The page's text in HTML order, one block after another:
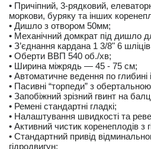
• Причіпний, 3-рядковий,
моркови, буряку та інших
• Дишло з отвором 50мм;
• Механічний домкрат під дишло
• З’єднання кардана 1 3/8" 6
• Оберти ВВП 540 об./хв;
• Ширина міжрядь — 45 - 75 см;
• Автоматичне ведення по глибині
• Пасивні “торпеди” з
• Запобіжний зрізний гвинт на
• Ремені стандартні гладкі;
• Налаштування швидкості та
• Активний чистик коренеплодів з
• Стандартний привід
гідродвигун;